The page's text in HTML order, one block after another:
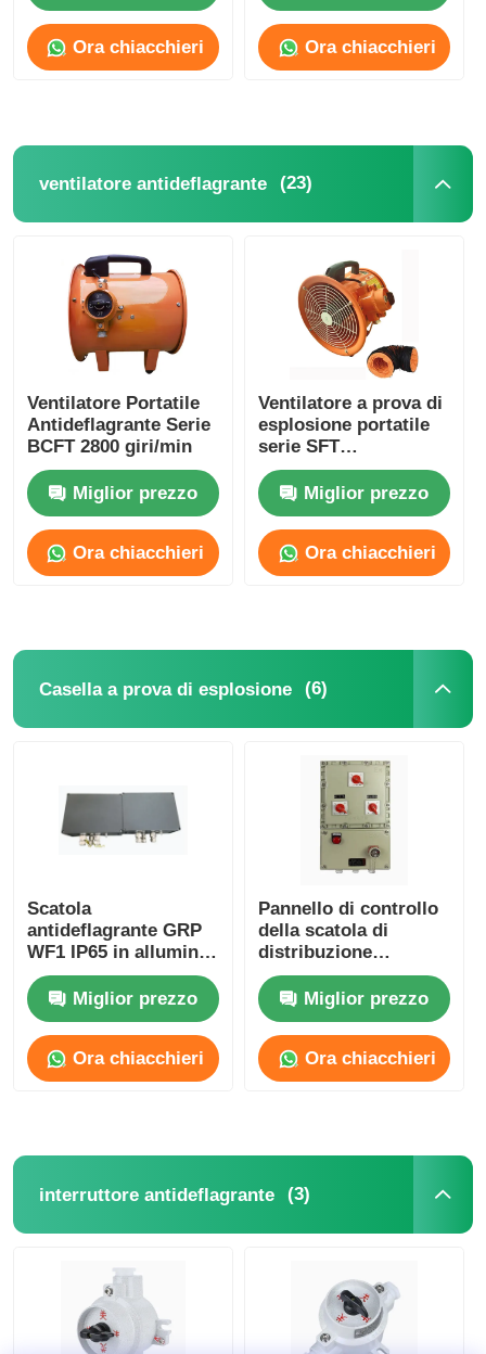
Ora chiacchieri Ora chiacchieri
ventilatore antideflagrante (23)
Ventilatore Portatile
Antideflagrante Serie
BCFT 2800 giri/min
Miglior prezzo
Ora chiacchieri
Ventilatore a prova di
esplosione portatile
serie SFT
personalizzato 1500-
10000m3/HMiglior prezzo
Ora chiacchieri
Casella a prova di esplosione (6)
Scatola
antideflagrante GRP
WF1 IP65 in alluminio
pressofuso
Miglior prezzo
Ora chiacchieri
Pannello di controllo
della scatola di
distribuzione
antideflagrante IP65
resistente alla
corrosione
Miglior prezzo
Ora chiacchieri
interruttore antideflagrante (3)